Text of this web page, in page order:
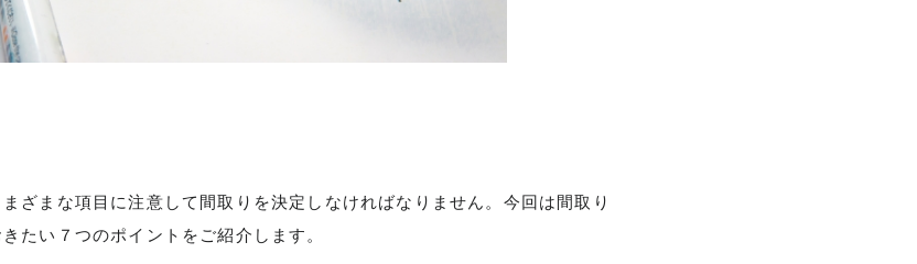
ざまな項目に注意して間取りを決定しなければなりません。今回は間取り
たい７つのポイントをご紹介します。